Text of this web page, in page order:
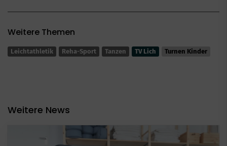
Weitere Themen
Leichtathletik Reha-Sport Tanzen TV Lich Turnen Kinder
Weitere News